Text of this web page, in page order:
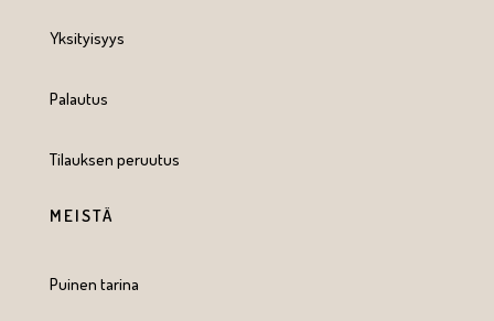
Yksityisyys
Palautus
Tilauksen peruutus
MEISTÄ
Puinen tarina